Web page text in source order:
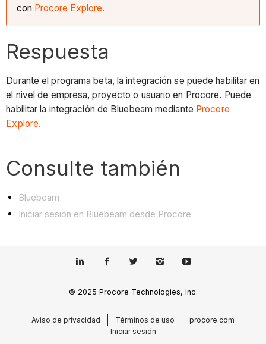
con Procore Explore.
Respuesta
Durante el programa beta, la integración se puede habilitar en
el nivel de empresa, proyecto o usuario en Procore. Puede
habilitar la integración de Bluebeam mediante Procore
Explore.
Consulte también
Bluebeam
Iniciar sesión en Bluebeam desde Procore
© 2025 Procore Technologies, Inc.
Aviso de privacidad Términos de uso
procore.com
Iniciar sesión